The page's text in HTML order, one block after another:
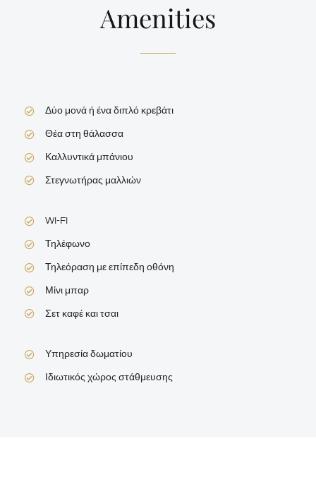
Amenities
Δύο μονά ή ένα διπλό κρεβάτι
Θέα στη θάλασσα
Καλλυντικά μπάνιου
Στεγνωτήρας μαλλιών
WI-FI
Τηλέφωνο
Τηλεόραση με επίπεδη οθόνη
Μίνι μπαρ
Σετ καφέ και τσαι
Υπηρεσία δωματίου
Ιδιωτικός χώρος στάθμευσης